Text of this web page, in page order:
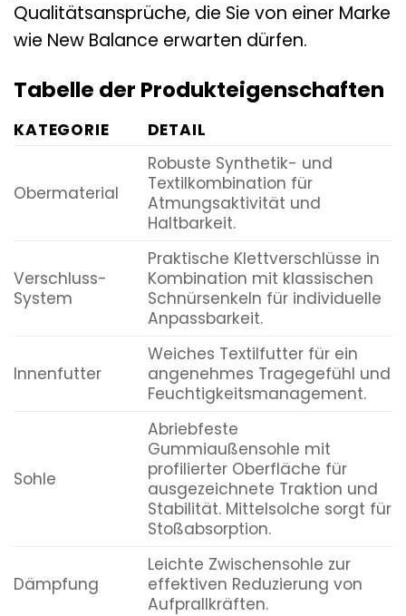
Qualitätsansprüche, die Sie von einer Marke
wie New Balance erwarten dürfen.
Tabelle der Produkteigenschaften
KATEGORIE DETAIL
Obermaterial
Robuste Synthetik- und
Textilkombination für
Atmungsaktivität und
Haltbarkeit.
Verschluss-
System
Praktische Klettverschlüsse in
Kombination mit klassischen
Schnürsenkeln für individuelle
Anpassbarkeit.
Innenfutter
Weiches Textilfutter für ein
angenehmes Tragegefühl und
Feuchtigkeitsmanagement.
Sohle
Abriebfeste
Gummiaußensohle mit
profilierter Oberfläche für
ausgezeichnete Traktion und
Stabilität. Mittelsolche sorgt für
Stoßabsorption.
Dämpfung
Leichte Zwischensohle zur
effektiven Reduzierung von
Aufprallkräften.